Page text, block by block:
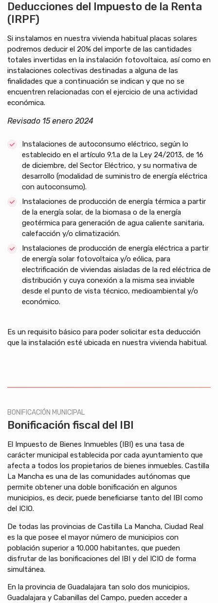
Deducciones del Impuesto de la Renta
(IRPF)
Si instalamos en nuestra vivienda habitual placas solares
podremos deducir el 20% del importe de las cantidades
totales invertidas en la instalación fotovoltaica, así como en
instalaciones colectivas destinadas a alguna de las
finalidades que a continuación se indican y que no se
encuentren relacionadas con el ejercicio de una actividad
económica.
Revisado 15 enero 2024
Instalaciones de autoconsumo eléctrico, según lo
establecido en el artículo 9.1.a de la Ley 24/2013, de 16
de diciembre, del Sector Eléctrico, y su normativa de
desarrollo (modalidad de suministro de energía eléctrica
con autoconsumo).
Instalaciones de producción de energía térmica a partir
de la energía solar, de la biomasa o de la energía
geotérmica para generación de agua caliente sanitaria,
calefacción y/o climatización.
Instalaciones de producción de energía eléctrica a partir
de energía solar fotovoltaica y/o eólica, para
electrificación de viviendas aisladas de la red eléctrica de
distribución y cuya conexión a la misma sea inviable
desde el punto de vista técnico, medioambiental y/o
económico.
Es un requisito básico para poder solicitar esta deducción
que la instalación esté ubicada en nuestra vivienda habitual.
BONIFICACIÓN MUNICIPAL
Bonificación fiscal del IBI
El Impuesto de Bienes Inmuebles (IBI) es una tasa de
carácter municipal establecida por cada ayuntamiento que
afecta a todos los propietarios de bienes inmuebles. Castilla
La Mancha es una de las comunidades autónomas que
permite obtener una doble bonificación en algunos
municipios, es decir, puede beneficiarse tanto del IBI como
del ICIO.
De todas las provincias de Castilla La Mancha, Ciudad Real
es la que posee el mayor número de municipios con
población superior a 10.000 habitantes, que pueden
disfrutar de las bonificaciones del IBI y del ICIO de forma
simultánea.
En la provincia de Guadalajara tan solo dos municipios,
Guadalajara y Cabanillas del Campo, pueden acceder a